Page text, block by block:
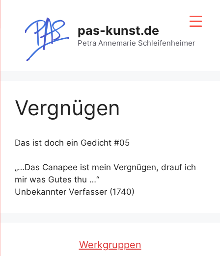
springen
pas-kunst.de
Petra Annemarie Schleifenheimer
Vergnügen
Das ist doch ein Gedicht #05
„…Das Canapee ist mein Vergnügen, drauf ich
mir was Gutes thu …“
Unbekannter Verfasser (1740)
Werkgruppen